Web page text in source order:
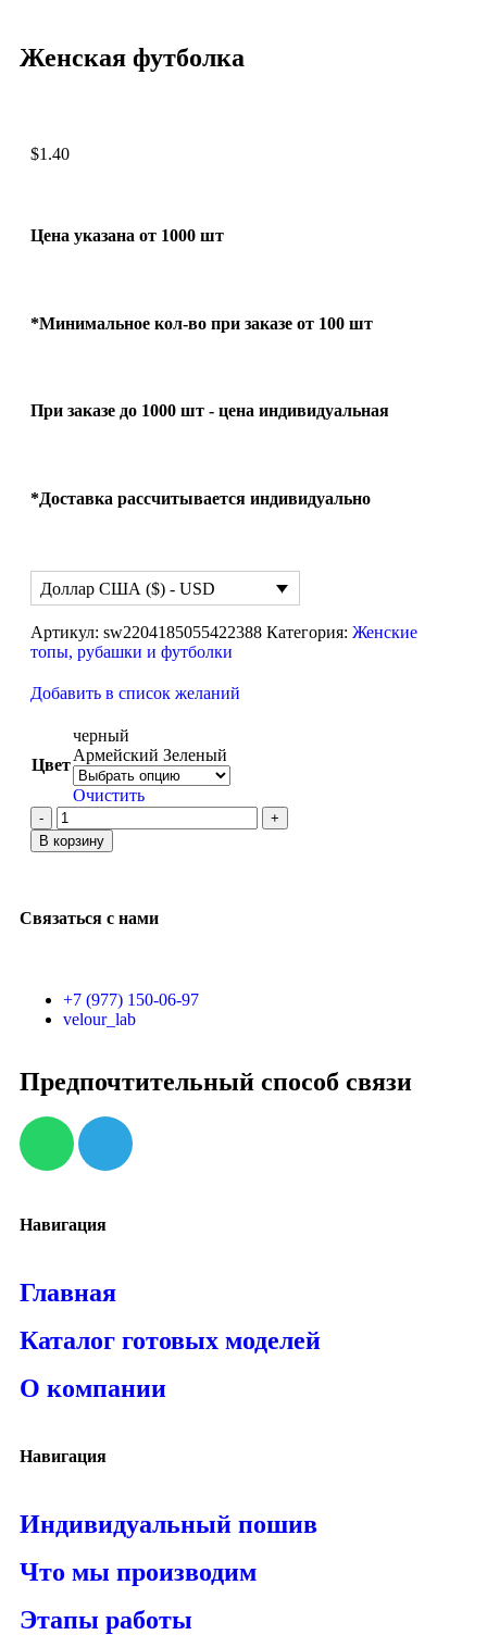
Женская футболка
$1.40
Цена указана от 1000 шт
*Минимальное кол-во при заказе от 100 шт
При заказе до 1000 шт - цена индивидуальная
*Доставка рассчитывается индивидуально
Доллар США ($) - USD
Артикул: sw2204185055422388 Категория: Женские
топы, рубашки и футболки
Добавить в список желаний
Цвет
черный
Армейский Зеленый
Очистить
В корзину
Связаться с нами
+7 (977) 150-06-97
velour_lab
Предпочтительный способ связи
Навигация
Главная
Каталог готовых моделей
О компании
Навигация
Индивидуальный пошив
Что мы производим
Этапы работы